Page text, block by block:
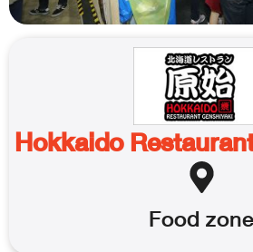
Hokkaido
Foodzone